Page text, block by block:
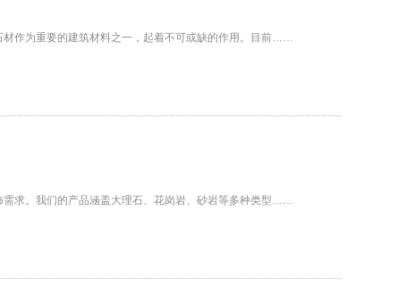
作为重要的建筑材料之一，起着不可或缺的作用。目前……
求。我们的产品涵盖大理石、花岗岩、砂岩等多种类型……